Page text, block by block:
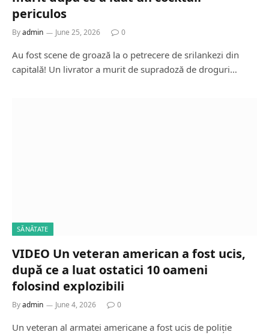
periculos
Byadmin June 25, 2026 0
Au fost scene de groază la o petrecere de srilankezi din
capitală! Un livrator a murit de supradoză de droguri…
SĂNĂTATE
VIDEO Un veteran american a fost ucis,
după ce a luat ostatici 10 oameni
folosind explozibili
Byadmin June 4, 2026 0
Un veteran al armatei americane a fost ucis de poliție